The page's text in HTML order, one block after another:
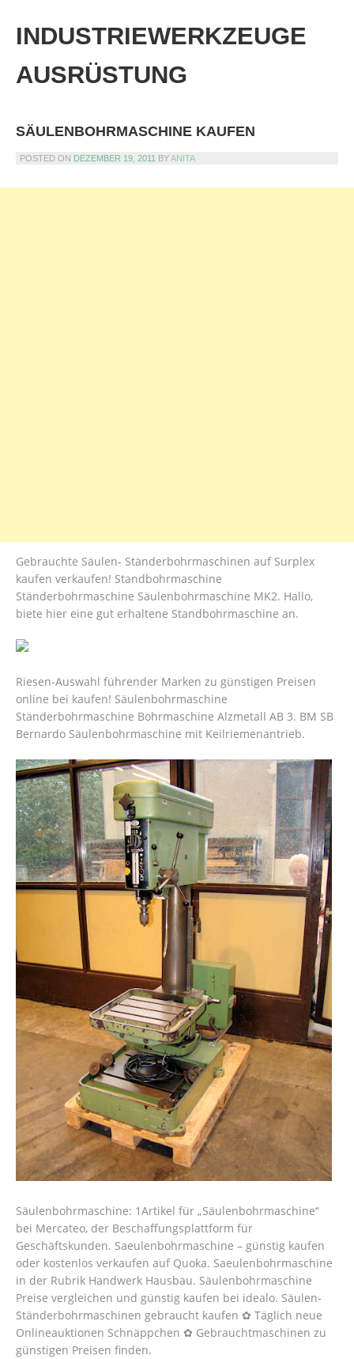
content
INDUSTRIEWERKZEUGE
AUSRÜSTUNG
SÄULENBOHRMASCHINE KAUFEN
POSTED ON DEZEMBER 19, 2011 BYANITA
Gebrauchte Säulen- Ständerbohrmaschinen auf Surplex
kaufen verkaufen! Standbohrmaschine
Ständerbohrmaschine Säulenbohrmaschine MK2. Hallo,
biete hier eine gut erhaltene Standbohrmaschine an.
Riesen-Auswahl führender Marken zu günstigen Preisen
online bei kaufen! Säulenbohrmaschine
Ständerbohrmaschine Bohrmaschine Alzmetall AB 3. BM SB
Bernardo Säulenbohrmaschine mit Keilriemenantrieb.
Säulenbohrmaschine: 1Artikel für „Säulenbohrmaschine“
bei Mercateo, der Beschaffungsplattform für
Geschäftskunden. Saeulenbohrmaschine – günstig kaufen
oder kostenlos verkaufen auf Quoka. Saeulenbohrmaschine
in der Rubrik Handwerk Hausbau. Säulenbohrmaschine
Preise vergleichen und günstig kaufen bei idealo. Säulen-
Ständerbohrmaschinen gebraucht kaufen ✿ Täglich neue
Onlineauktionen Schnäppchen ✿ Gebrauchtmaschinen zu
günstigen Preisen finden.